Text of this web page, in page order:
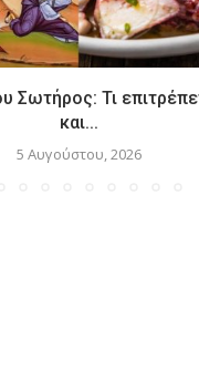
Σωτήρος: Τι
και...
5 Αυγούστου, 2026